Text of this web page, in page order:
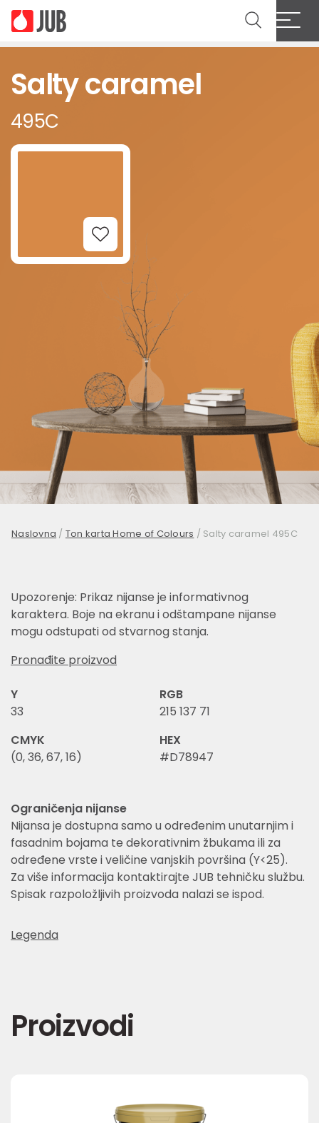
Salty caramel
495C
Add to Wishlist
Naslovna / Ton karta Home of Colours / Salty caramel 495C
Upozorenje: Prikaz nijanse je informativnog
karaktera. Boje na ekranu i odštampane nijanse
mogu odstupati od stvarnog stanja.
Pronađite proizvod
Y
33
RGB
215 137 71
CMYK
(0, 36, 67, 16)
HEX
#D78947
Ograničenja nijanse
Nijansa je dostupna samo u određenim unutarnjim i
fasadnim bojama te dekorativnim žbukama ili za
određene vrste i veličine vanjskih površina (Y<25).
Za više informacija kontaktirajte JUB tehničku službu.
Spisak razpoložljivih proizvoda nalazi se ispod.
Legenda
Proizvodi